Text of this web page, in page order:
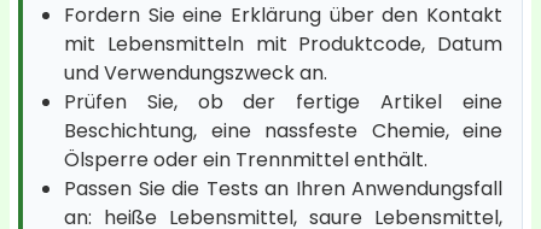
Fordern Sie eine Erklärung über den Kontakt
mit Lebensmitteln mit Produktcode, Datum
und Verwendungszweck an.
Prüfen Sie, ob der fertige Artikel eine
Beschichtung, eine nassfeste Chemie, eine
Ölsperre oder ein Trennmittel enthält.
Passen Sie die Tests an Ihren Anwendungsfall
an: heiße Lebensmittel, saure Lebensmittel,